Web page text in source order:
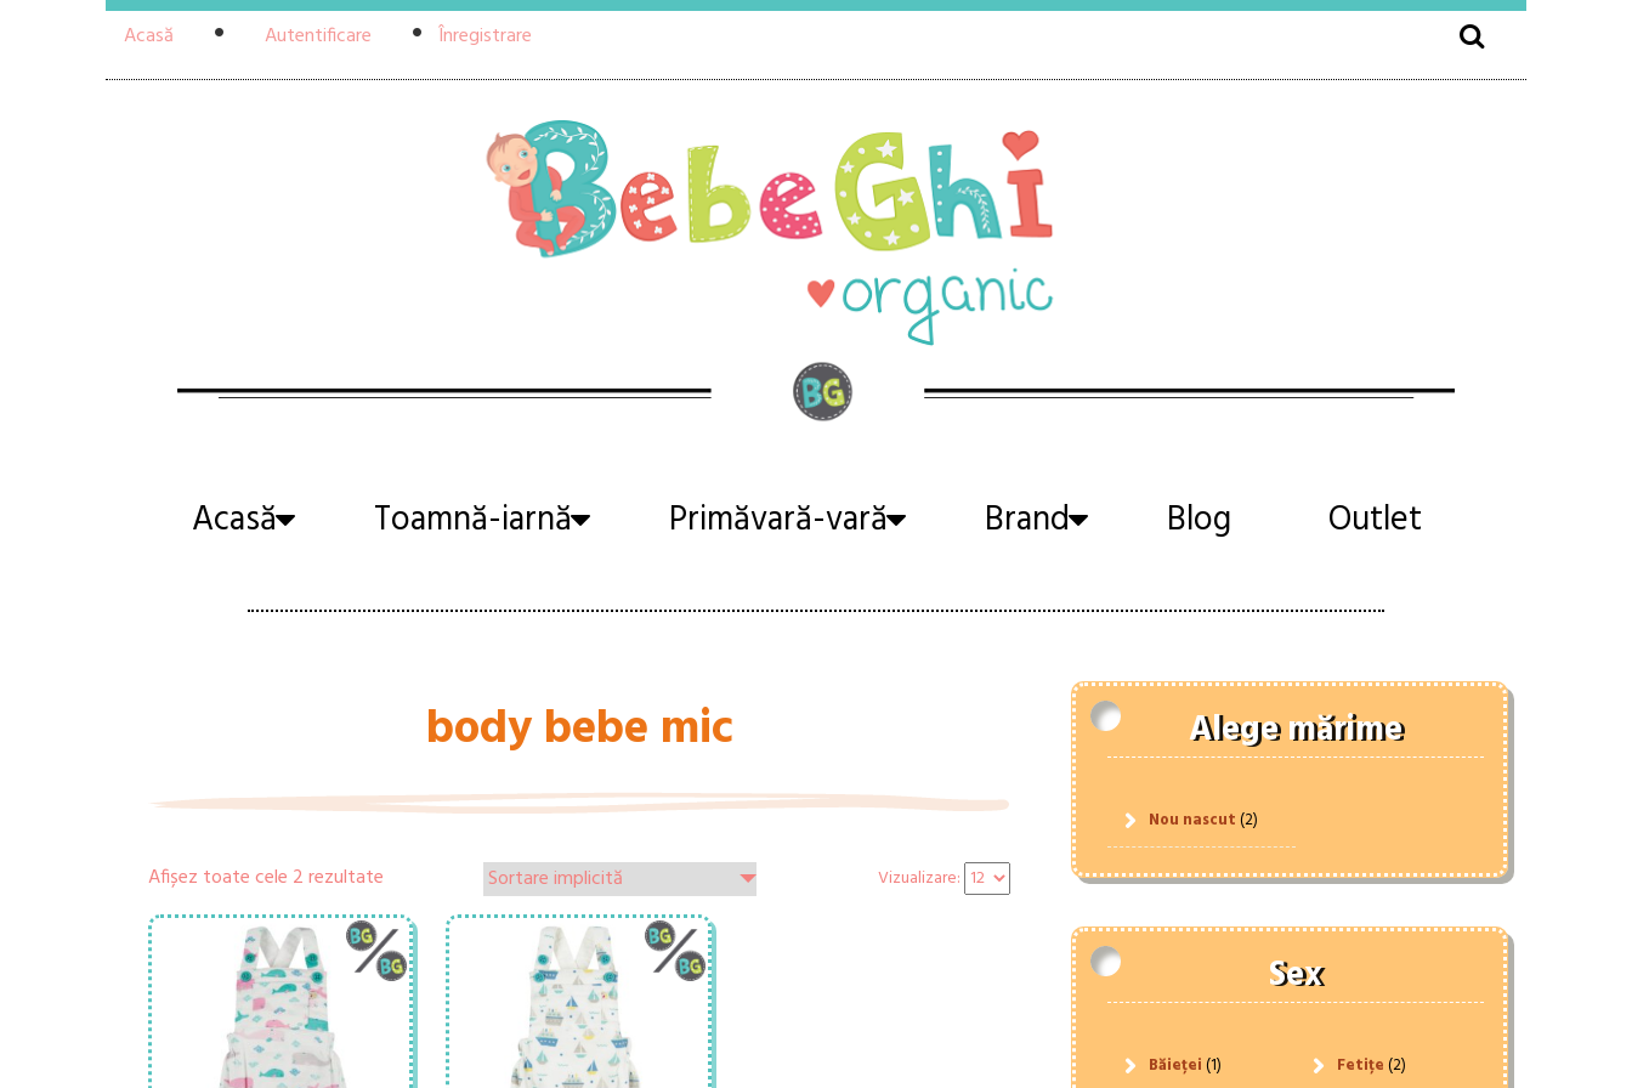
Acasă Autentificare Înregistrare
Acasă Toamnă-iarnă Primăvară-vară Brand Blog Outlet
body bebe mic
Afișez toate cele 2 rezultate Vizualizare:
Alege mărime
Nou nascut(2)
Sex
Băieței(1) Fetițe(2)